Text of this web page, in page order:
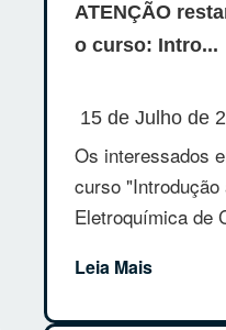
ATENÇÃO
o curso: Intro...
15 de Julho de
Os interessados
curso
Eletroquímica de
Leia Mais